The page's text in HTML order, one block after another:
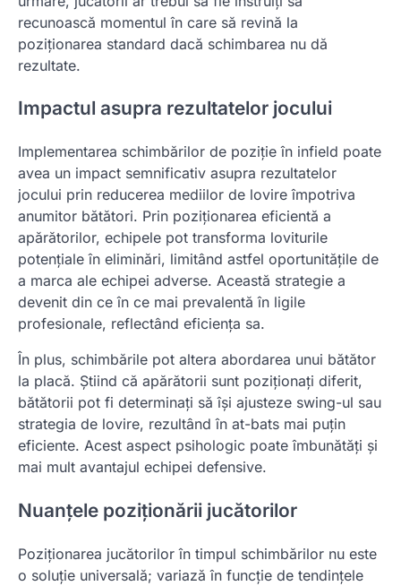
recunoască momentul în care să revină la
poziționarea standard dacă schimbarea nu dă
rezultate.
Impactul asupra rezultatelor jocului
Implementarea schimbărilor de poziție în infield poate
avea un impact semnificativ asupra rezultatelor
jocului prin reducerea mediilor de lovire împotriva
anumitor bătători. Prin poziționarea eficientă a
apărătorilor, echipele pot transforma loviturile
potențiale în eliminări, limitând astfel oportunitățile de
a marca ale echipei adverse. Această strategie a
devenit din ce în ce mai prevalentă în ligile
profesionale, reflectând eficiența sa.
În plus, schimbările pot altera abordarea unui bătător
la placă. Știind că apărătorii sunt poziționați diferit,
bătătorii pot fi determinați să își ajusteze swing-ul sau
strategia de lovire, rezultând în at-bats mai puțin
eficiente. Acest aspect psihologic poate îmbunătăți și
mai mult avantajul echipei defensive.
Nuanțele poziționării jucătorilor
Poziționarea jucătorilor în timpul schimbărilor nu este
o soluție universală; variază în funcție de tendințele